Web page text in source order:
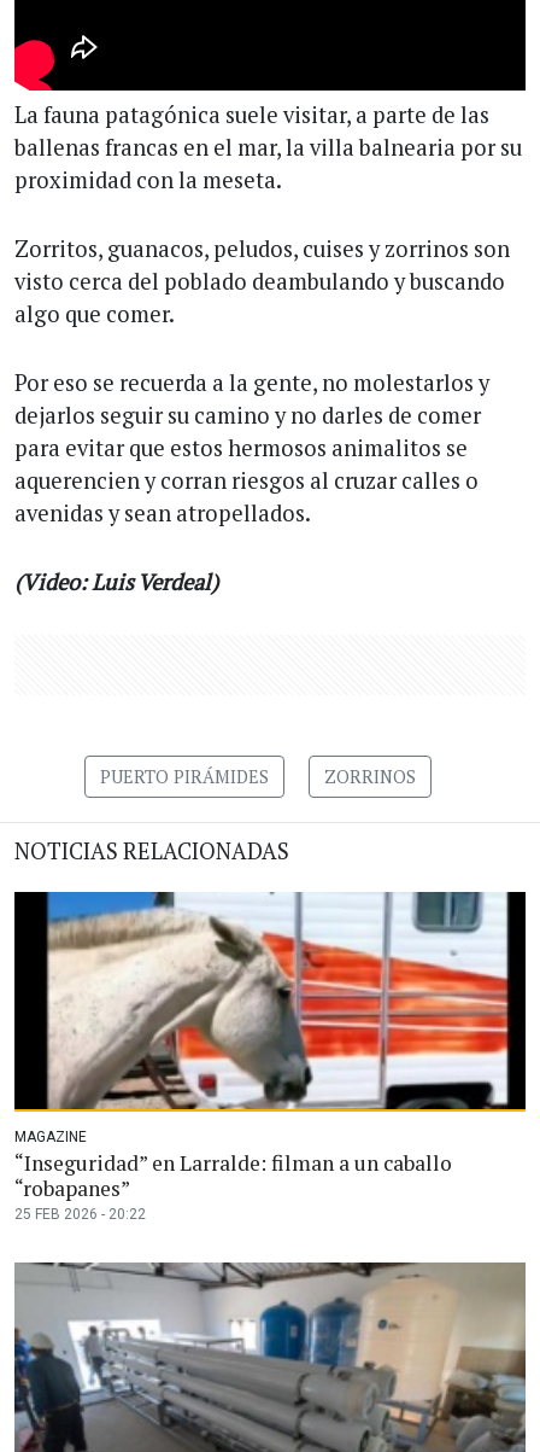
La fauna patagónica suele visitar, a parte de las
ballenas francas en el mar, la villa balnearia por su
proximidad con la meseta.
Zorritos, guanacos, peludos, cuises y zorrinos son
visto cerca del poblado deambulando y buscando
algo que comer.
Por eso se recuerda a la gente, no molestarlos y
dejarlos seguir su camino y no darles de comer
para evitar que estos hermosos animalitos se
aquerencien y corran riesgos al cruzar calles o
avenidas y sean atropellados.
(Video: Luis Verdeal)
PUERTO PIRÁMIDES ZORRINOS
NOTICIAS RELACIONADAS
MAGAZINE
“Inseguridad” en Larralde: filman a un caballo
“robapanes”
25 FEB 2026 - 20:22